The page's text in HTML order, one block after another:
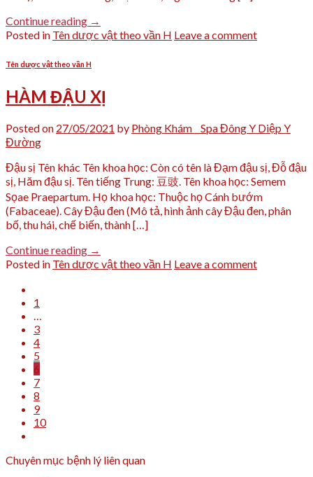
Continue reading →
Posted in Tên dược vật theo vần H Leave a comment
Tên dược vật theo vần H
HÀM ĐẬU XỊ
Posted on 27/05/2021 by Phòng Khám _ Spa Đông Y Diệp Y
Đường
Đậu sị Tên khác Tên khoa học: Còn có tên là Đạm đậu sị, Đỗ đậu
sị, Hăm đậu sị. Tên tiếng Trung: 豆豉. Tên khoa học: Semem
Sọae Praepartum. Họ khoa học: Thuộc họ Cánh bướm
(Fabaceae). Cây Đậu đen (Mô tả, hình ảnh cây Đậu đen, phân
bố, thu hái, chế biến, thành […]
Continue reading →
Posted in Tên dược vật theo vần H Leave a comment
1
…
3
4
5
6
7
8
9
10
Chuyên mục bệnh lý liên quan